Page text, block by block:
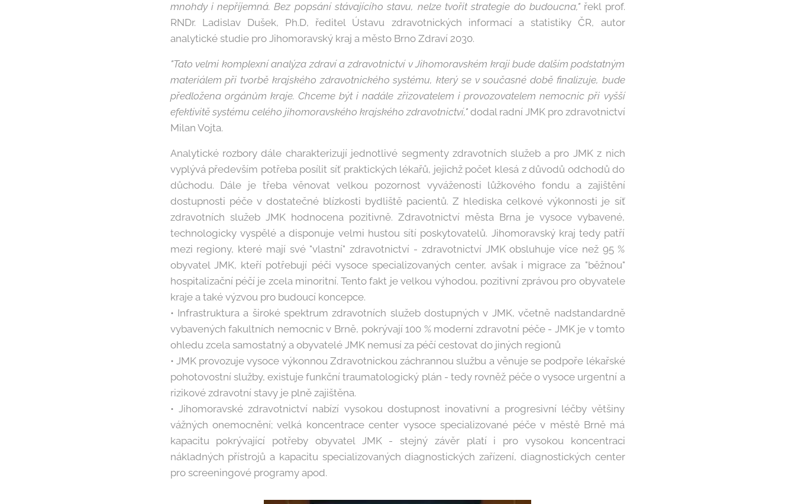
mnohdy i nepříjemná. Bez popsání stávajícího stavu, nelze tvořit strategie do budoucna,"řekl prof.
RNDr. Ladislav Dušek, Ph.D, ředitel Ústavu zdravotnických informací a statistiky ČR, autor
analytické studie pro Jihomoravský kraj a město Brno Zdraví 2030.
"Tato velmi komplexní analýza zdraví a zdravotnictví v Jihomoravském kraji bude dalším podstatným
materiálem při tvorbě krajského zdravotnického systému, který se v současné době finalizuje, bude
předložena orgánům kraje. Chceme být i nadále zřizovatelem i provozovatelem nemocnic při vyšší
efektivitě systému celého jihomoravského krajského zdravotnictví," dodal radní JMK pro zdravotnictví
Milan Vojta.
Analytické rozbory dále charakterizují jednotlivé segmenty zdravotních služeb a pro JMK z nich
vyplývá především potřeba posílit síť praktických lékařů, jejichž počet klesá z důvodů odchodů do
důchodu. Dále je třeba věnovat velkou pozornost vyváženosti lůžkového fondu a zajištění
dostupnosti péče v dostatečné blízkosti bydliště pacientů. Z hlediska celkové výkonnosti je síť
zdravotních služeb JMK hodnocena pozitivně. Zdravotnictví města Brna je vysoce vybavené,
technologicky vyspělé a disponuje velmi hustou sítí poskytovatelů. Jihomoravský kraj tedy patří
mezi regiony, které mají své "vlastní" zdravotnictví - zdravotnictví JMK obsluhuje více než 95 %
obyvatel JMK, kteří potřebují péči vysoce specializovaných center, avšak i migrace za "běžnou"
hospitalizační péčí je zcela minoritní. Tento fakt je velkou výhodou, pozitivní zprávou pro obyvatele
kraje a také výzvou pro budoucí koncepce.
• Infrastruktura a široké spektrum zdravotních služeb dostupných v JMK, včetně nadstandardně
vybavených fakultních nemocnic v Brně, pokrývají 100 % moderní zdravotní péče - JMK je v tomto
ohledu zcela samostatný a obyvatelé JMK nemusí za péčí cestovat do jiných regionů
• JMK provozuje vysoce výkonnou Zdravotnickou záchrannou službu a věnuje se podpoře lékařské
pohotovostní služby, existuje funkční traumatologický plán - tedy rovněž péče o vysoce urgentní a
rizikové zdravotní stavy je plně zajištěna.
• Jihomoravské zdravotnictví nabízí vysokou dostupnost inovativní a progresivní léčby většiny
vážných onemocnění; velká koncentrace center vysoce specializované péče v městě Brně má
kapacitu pokrývající potřeby obyvatel JMK - stejný závěr platí i pro vysokou koncentraci
nákladných přístrojů a kapacitu specializovaných diagnostických zařízení, diagnostických center
pro screeningové programy apod.